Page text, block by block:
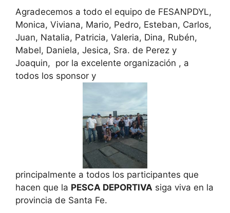
Agradecemos a todo el equipo de FESANPDYL,
Monica, Viviana, Mario, Pedro, Esteban, Carlos,
Juan, Natalia, Patricia, Valeria, Dina, Rubén,
Mabel, Daniela, Jesica, Sra. de Perez y
Joaquin, por la excelente organización , a
todos los sponsor y
principalmente a todos los participantes que
hacen que la PESCA DEPORTIVA siga viva en la
provincia de Santa Fe.